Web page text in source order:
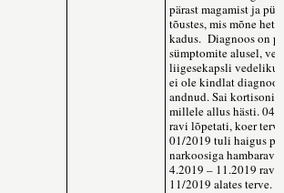
pärast magamist ja
tõustes, mis mõne
kadus. Diagnoos on
sümptomite alusel,
liigesekapsli vedeliku
ei ole kindlat
andnud. Sai kortisoni
millele allus hästi. 04/
ravi lõpetati, koer
01/2019 tuli haigus
narkoosiga hambaravi
4.2019 – 11.2019 ravi.
11/2019 alates terve.